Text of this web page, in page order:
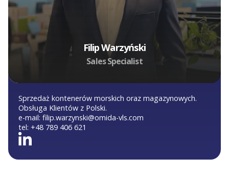
Filip Warzyński
Sales Specialist
Sprzedaż kontenerów morskich oraz magazynowych.
Obsługa Klientów z Polski.
e-mail: filip.warzynski@omida-vls.com
tel: +48 789 406 621